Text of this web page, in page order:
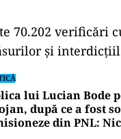
70.202 verificări
şi
lui Lucian Bode
după ce a fost
din PNL: